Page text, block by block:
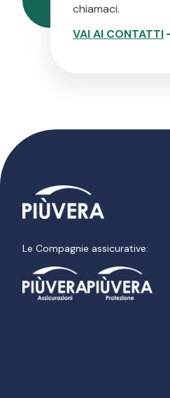
chiamaci.
VAI AI CONTATTI
Le Compagnie assicurative: